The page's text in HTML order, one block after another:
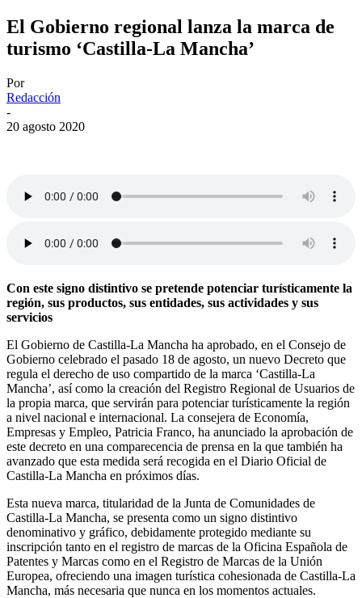
El Gobierno regional lanza la marca de
turismo ‘Castilla-La Mancha’
Por
Redacción
-
20 agosto 2020
Con este signo distintivo se pretende potenciar turísticamente la
región, sus productos, sus entidades, sus actividades y sus
servicios
El Gobierno de Castilla-La Mancha ha aprobado, en el Consejo de
Gobierno celebrado el pasado 18 de agosto, un nuevo Decreto que
regula el derecho de uso compartido de la marca ‘Castilla-La
Mancha’, así como la creación del Registro Regional de Usuarios de
la propia marca, que servirán para potenciar turísticamente la región
a nivel nacional e internacional. La consejera de Economía,
Empresas y Empleo, Patricia Franco, ha anunciado la aprobación de
este decreto en una comparecencia de prensa en la que también ha
avanzado que esta medida será recogida en el Diario Oficial de
Castilla-La Mancha en próximos días.
Esta nueva marca, titularidad de la Junta de Comunidades de
Castilla-La Mancha, se presenta como un signo distintivo
denominativo y gráfico, debidamente protegido mediante su
inscripción tanto en el registro de marcas de la Oficina Española de
Patentes y Marcas como en el Registro de Marcas de la Unión
Europea, ofreciendo una imagen turística cohesionada de Castilla-La
Mancha, más necesaria que nunca en los momentos actuales.